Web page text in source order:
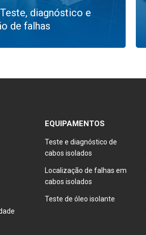
diagnóstico e
de falhas
EQUIPAMENTOS
Teste e diagnóstico de
cabos isolados
Localização de falhas em
cabos isolados
Teste de óleo isolante